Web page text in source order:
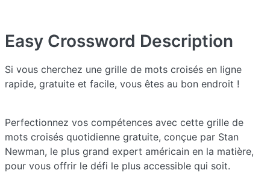
Easy Crossword Description
Si vous cherchez une grille de mots croisés en ligne
rapide, gratuite et facile, vous êtes au bon endroit !
Perfectionnez vos compétences avec cette grille de
mots croisés quotidienne gratuite, conçue par Stan
Newman, le plus grand expert américain en la matière,
pour vous offrir le défi le plus accessible qui soit.